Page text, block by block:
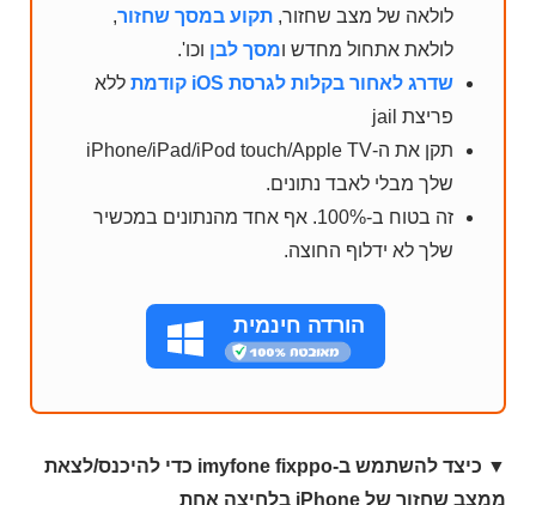
לולאה של מצב שחזור, תקוע במסך שחזור,
לולאת אתחול מחדש ומסך לבן וכו'.
שדרג לאחור בקלות לגרסת iOS קודמת
ללא
פריצת jail
תקן את ה-iPhone/iPad/iPod touch/Apple TV
שלך מבלי לאבד נתונים.
זה בטוח ב-100%. אף אחד מהנתונים במכשיר
שלך לא ידלוף החוצה.
הורדה חינמית
▼ כיצד להשתמש ב-imyfone fixppo כדי להיכנס/לצאת
ממצב שחזור של iPhone בלחיצה אחת